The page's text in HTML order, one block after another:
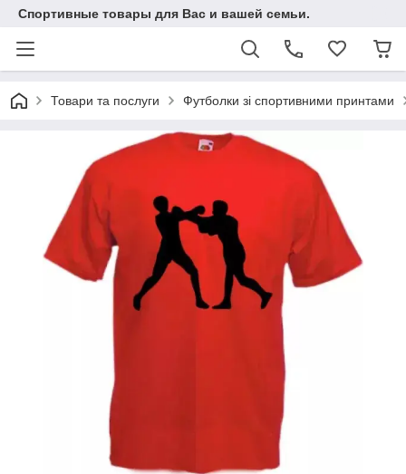
Спортивные товары для Вас и вашей семьи.
Товари та послуги Футболки зі спортивними принтами